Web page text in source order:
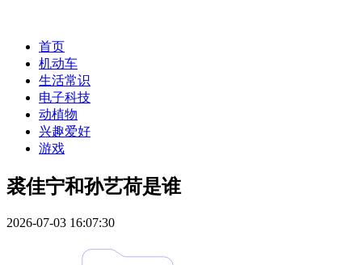
首页
机动车
生活常识
电子科技
动植物
兴趣爱好
游戏
裘佳宁和孙艺荷是谁
2026-07-03 16:07:30